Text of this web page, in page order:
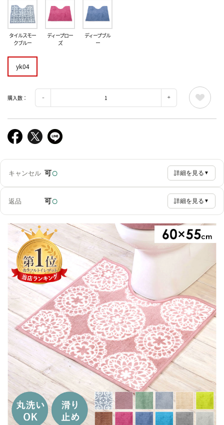
タイルスモー
クブルー
ディープロー
ズ
ディープブル
ー
yk04
購入数：
キャンセル 可○ 詳細を見る ▼
返品 可○ 詳細を見る ▼